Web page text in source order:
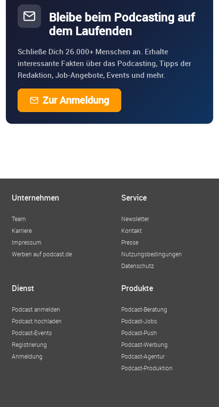
Bleibe beim Podcasting auf
dem Laufenden
Schließe Dich 26.000+ Menschen an. Erhalte
interessante Fakten über das Podcasting, Tipps der
Redaktion, Job-Angebote, Events und mehr.
Zur Anmeldung
Unternehmen
Team
Karriere
Impressum
Werben auf podcast.de
Service
Newsletter
Kontakt
Presse
Nutzungsbedingungen
Datenschutz
Dienst
Podcast anmelden
Podcast hochladen
Podcast-Events
Registrierung
Anmeldung
Produkte
Podcast-Beratung
Podcast-Jobs
Podcast-Push
Podcast-Werbung
Podcast-Agentur
Podcast-Produktion